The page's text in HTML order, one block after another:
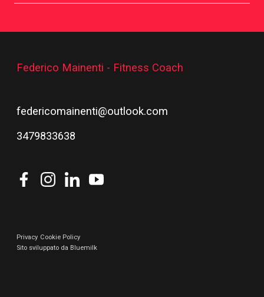
Federico Mainenti - Fitness Coach
federicomainenti@outlook.com
3479833638
Privacy Cookie Policy
Sito sviluppato da Bluemilk